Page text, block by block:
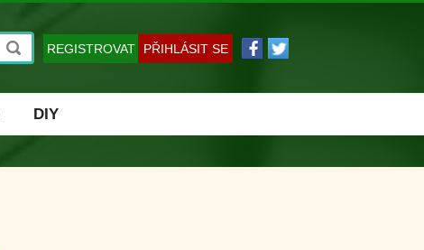
REGISTROVAT PŘIHLÁSIT SE
DIY